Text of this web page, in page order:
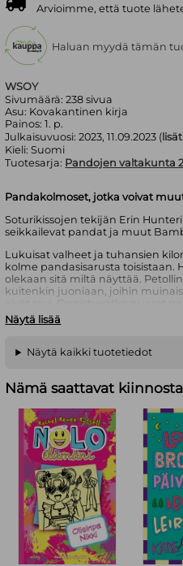
WSOY
Sivumäärä:238 sivua
Asu: Kovakantinen kirja
Painos:1. p.
Julkaisuvuosi:2023, 11.09.2023 (
Kieli:Suomi
Tuotesarja: Pandojen valtakunta
Pandakolmoset, jotka voivat
Soturikissojen tekijän Erin
seikkailevat pandat ja muut
Lukuisat valheet ja tuhansien
kolme pandasisarusta toisistaan.
olekaan sitä miltä näyttää.
kuitenkin juoniaan, joihin
tuomaan totuuden päivänvaloon?
vikkelien kultapandojen,
apinoiden seikkailuja, joissa on
Erin Hunteron maailmankuulujen
Selviytyjät- ja Etsijät-sarjojen
innoittaa villin luonnon viiltävä
kehitellä myyttejä, jotka voisivat
Näytä lisää
Arvioimme, että tuote
Haluan myydä tämän
Näytä kaikki tuotetiedot
Nämä saattavat